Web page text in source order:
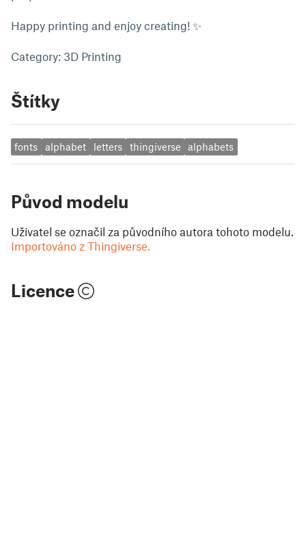
Happy printing and enjoy creating! ✨
Category: 3D Printing
Štítky
fonts alphabet letters thingiverse alphabets
Původ modelu
Uživatel se označil za původního autora tohoto modelu.
Importováno z Thingiverse.
Licence